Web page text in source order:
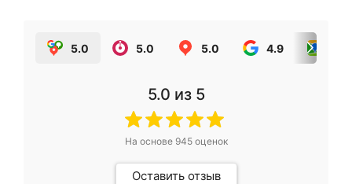
5.0 5.0 5.0 4.9
5.0 из 5
На основе 945оценок
Оставить отзыв